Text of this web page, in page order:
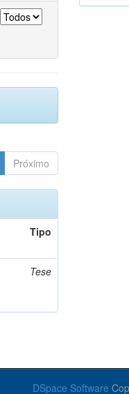
Próximo
Tipo
Tese
DSpace Software